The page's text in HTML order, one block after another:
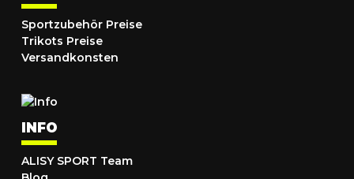
Sportzubehör Preise
Trikots Preise
Versandkonsten
INFO
ALISY SPORT Team